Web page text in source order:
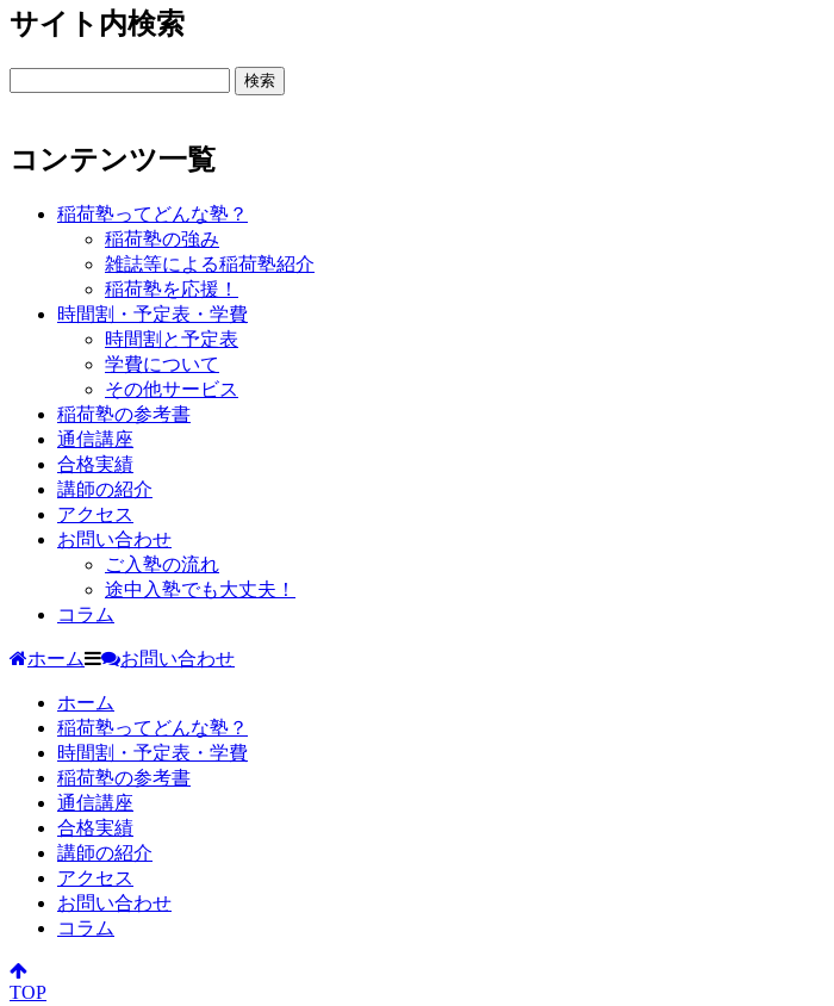
サイト内検索
コンテンツ一覧
稲荷塾ってどんな塾？
稲荷塾の強み
雑誌等による稲荷塾紹介
稲荷塾を応援！
時間割・予定表・学費
時間割と予定表
学費について
その他サービス
稲荷塾の参考書
通信講座
合格実績
講師の紹介
アクセス
お問い合わせ
ご入塾の流れ
途中入塾でも大丈夫！
コラム
ホーム お問い合わせ
ホーム
稲荷塾ってどんな塾？
時間割・予定表・学費
稲荷塾の参考書
通信講座
合格実績
講師の紹介
アクセス
お問い合わせ
コラム
TOP